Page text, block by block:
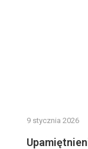
9 stycznia 2026